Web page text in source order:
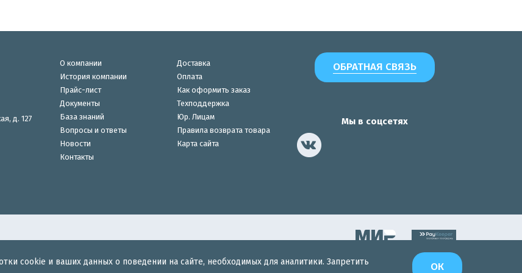
cookie и ваших данных о поведении на сайте, необходимых для аналитики. Запретить
ОК
д. 127
О компании
История компании
Прайс-лист
Документы
База знаний
Вопросы и ответы
Новости
Контакты
Доставка
Оплата
Как оформить заказ
Техподдержка
Юр. Лицам
Правила возврата товара
Карта сайта
ОБРАТНАЯ СВЯЗЬ
Мы в соцсетях
интернета.
Разработка сайта